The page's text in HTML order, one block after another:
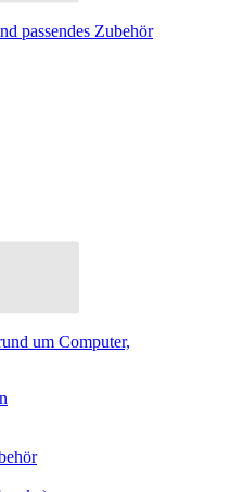
passendes Zubehör
um Computer,